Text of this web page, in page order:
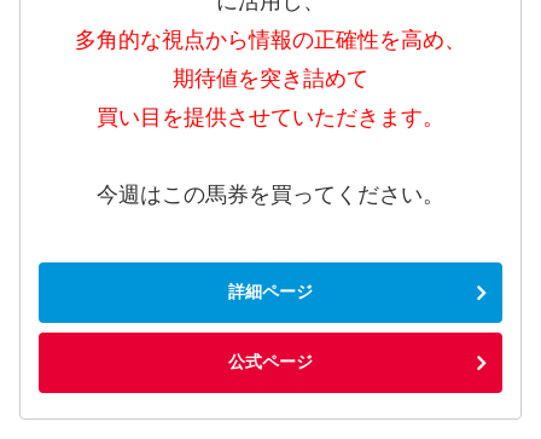
多角的な視点から情報の正確性を高め、
期待値を突き詰めて
買い目を提供させていただきます。
今週はこの馬券を買ってください。
詳細ページ
公式ページ